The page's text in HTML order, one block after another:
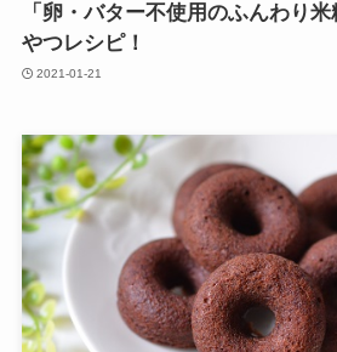
「卵・バター不使用のふんわり
やつレシピ！
2021-01-21